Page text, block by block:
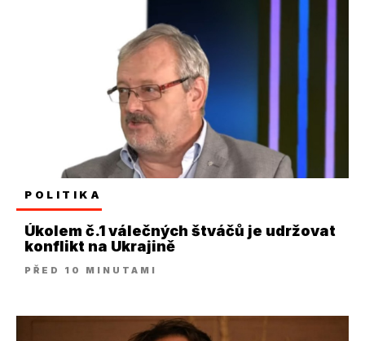
POLITIKA
Úkolem č.1 válečných štváčů je udržovat
konflikt na Ukrajině
PŘED 10 MINUTAMI